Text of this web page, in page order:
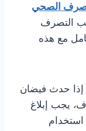
الصحي
التصرف
مع هذه
إذا حدث فيضان
يجب إبلاغ
استخدام